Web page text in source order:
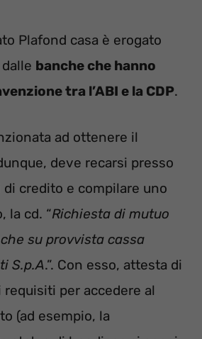
Plafond casa è erogato
banche che hanno
tra l’ABI e la CDP.
ad ottenere il
deve recarsi presso
credito e compilare uno
la cd. “Richiesta di mutuo
su provvista cassa
S.p.A.”. Con esso, attesta di
per accedere al
(ad esempio, la